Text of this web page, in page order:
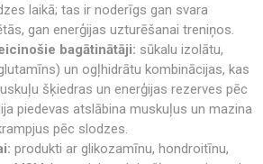
laikā; tas ir noderīgs gan svara
gan enerģijas uzturēšanai treniņos.
bagātinātāji: sūkalu izolātu,
un ogļhidrātu kombinācijas, kas
šķiedras un enerģijas rezerves pēc
piedevas atslābina muskuļus un mazina
pēc slodzes.
produkti ar glikozamīnu, hondroitīnu,